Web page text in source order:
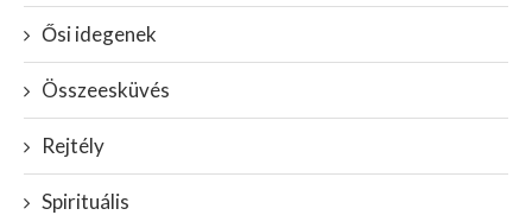
Ősi idegenek
Összeesküvés
Rejtély
Spirituális